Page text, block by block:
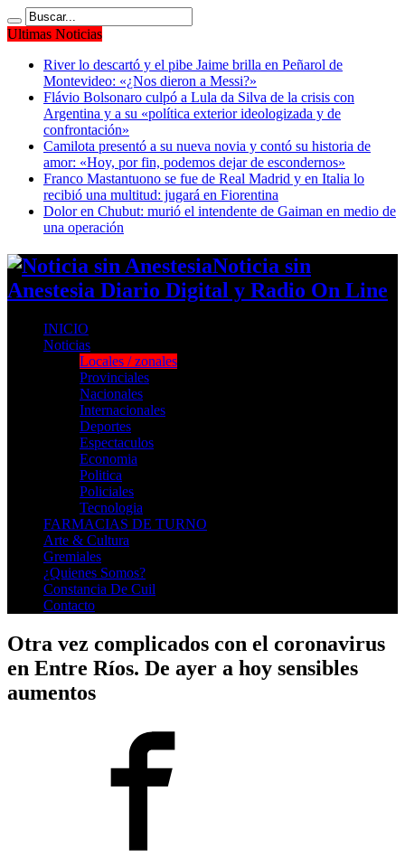
Ultimas Noticias
River lo descartó y el pibe Jaime brilla en Peñarol de
Montevideo: «¿Nos dieron a Messi?»
Flávio Bolsonaro culpó a Lula da Silva de la crisis con
Argentina y a su «política exterior ideologizada y de
confrontación»
Camilota presentó a su nueva novia y contó su historia de
amor: «Hoy, por fin, podemos dejar de escondernos»
Franco Mastantuono se fue de Real Madrid y en Italia lo
recibió una multitud: jugará en Fiorentina
Dolor en Chubut: murió el intendente de Gaiman en medio de
una operación
Noticia sin
Anestesia Diario Digital y Radio On Line
INICIO
Noticias
Locales / zonales
Provinciales
Nacionales
Internacionales
Deportes
Espectaculos
Economia
Politica
Policiales
Tecnologia
FARMACIAS DE TURNO
Arte & Cultura
Gremiales
¿Quienes Somos?
Constancia De Cuil
Contacto
Otra vez complicados con el coronavirus
en Entre Ríos. De ayer a hoy sensibles
aumentos